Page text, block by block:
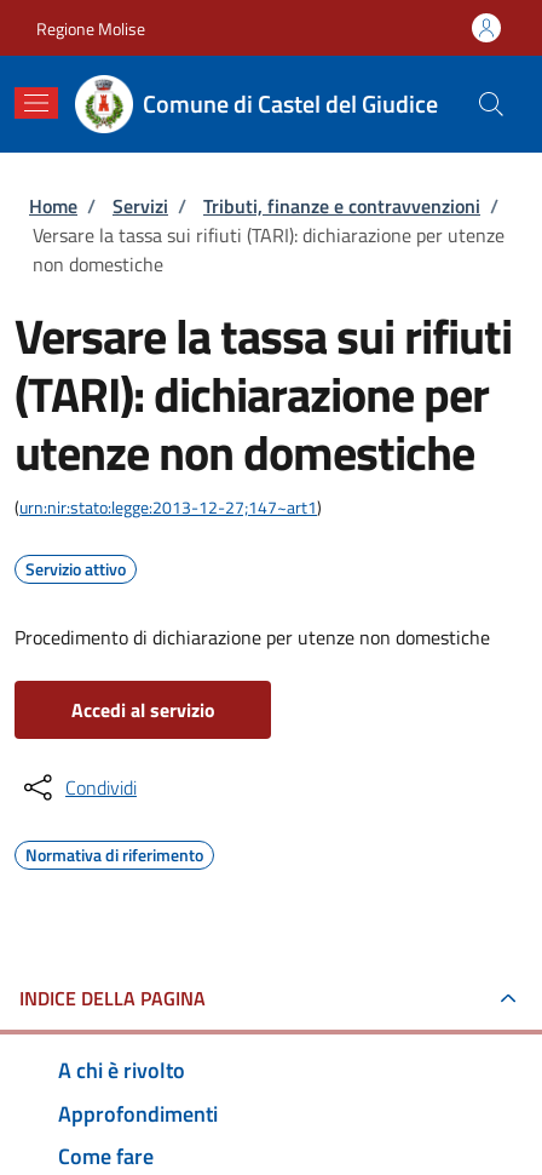
Regione Molise
Comune di Castel del Giudice
Briciole di pane
Home / Servizi / Tributi, finanze e contravvenzioni /
Versare la tassa sui rifiuti (TARI): dichiarazione per utenze
non domestiche
Versare la tassa sui rifiuti
(TARI): dichiarazione per
utenze non domestiche
(urn:nir:stato:legge:2013-12-27;147~art1)
Servizio attivo
Procedimento di dichiarazione per utenze non domestiche
Accedi al servizio
Condividi
Normativa di riferimento
INDICE DELLA PAGINA
A chi è rivolto
Approfondimenti
Come fare